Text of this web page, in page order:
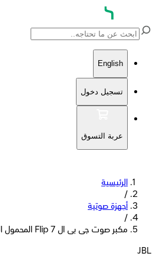
English
تسجيل دخول
عربة التسوق
الرئيسية
/
أجهزة صوتية
/
مكبر صوت جى بى ال Flip 7 المحمول المقاوم للماء - بنفسجي
JBL